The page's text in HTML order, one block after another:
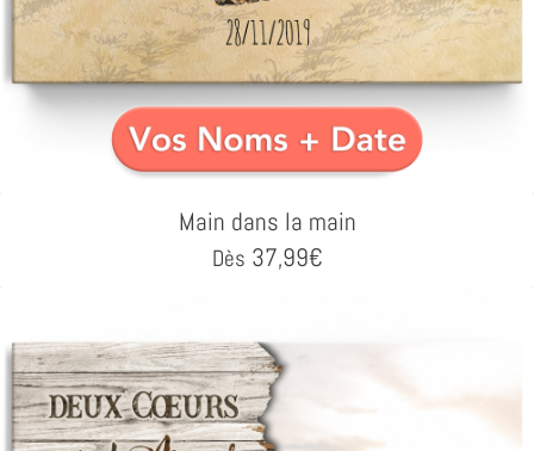
Main dans la main
Dès 37,99€